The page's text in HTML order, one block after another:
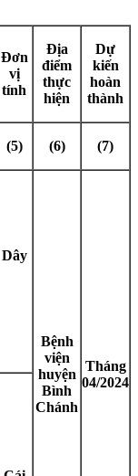
Đơn
vị
tính
Địa
điểm
thực
hiện
Dự
kiến
hoàn
thành
(5) (6) (7)
Dây
Bệnh
viện
huyện
Bình
Chánh
Tháng
04/2024